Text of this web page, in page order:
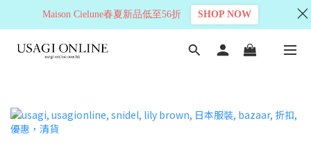
Maison Cielune春夏新品低至56折 SHOP NOW